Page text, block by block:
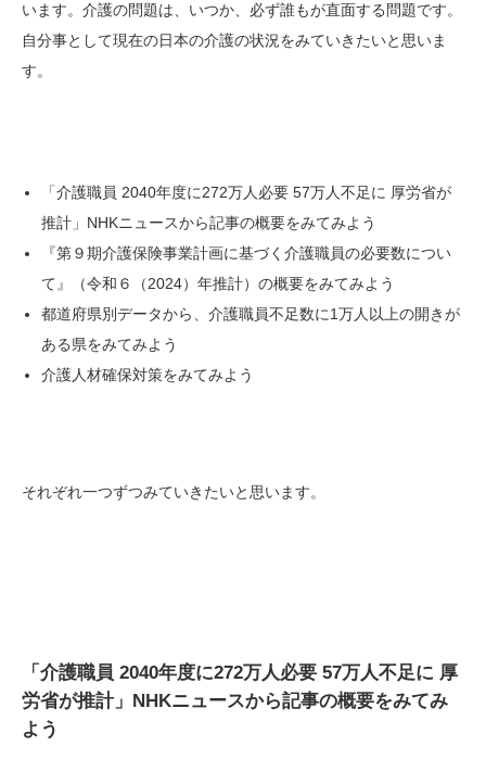
います。介護の問題は、いつか、必ず誰もが直面する問題です。
自分事として現在の日本の介護の状況をみていきたいと思いま
す。
「介護職員 2040年度に272万人必要 57万人不足に 厚労省が
推計」NHKニュースから記事の概要をみてみよう
『第９期介護保険事業計画に基づく介護職員の必要数につい
て』（令和６（2024）年推計）の概要をみてみよう
都道府県別データから、介護職員不足数に1万人以上の開きが
ある県をみてみよう
介護人材確保対策をみてみよう
それぞれ一つずつみていきたいと思います。
「介護職員 2040年度に272万人必要 57万人不足に 厚
労省が推計」NHKニュースから記事の概要をみてみ
よう